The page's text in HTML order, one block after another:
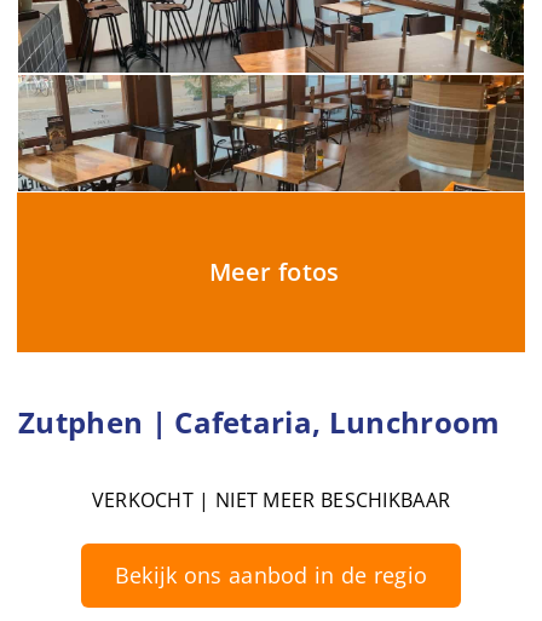
Meer fotos
Zutphen | Cafetaria, Lunchroom
VERKOCHT | NIET MEER BESCHIKBAAR
Bekijk ons aanbod in de regio